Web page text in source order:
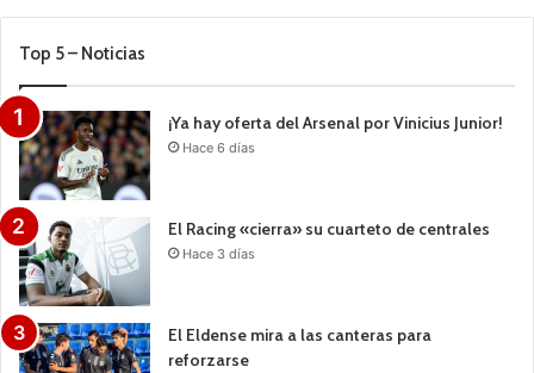
Top 5 – Noticias
¡Ya hay oferta del Arsenal por Vinicius Junior!
Hace 6 días
El Racing «cierra» su cuarteto de centrales
Hace 3 días
El Eldense mira a las canteras para
reforzarse